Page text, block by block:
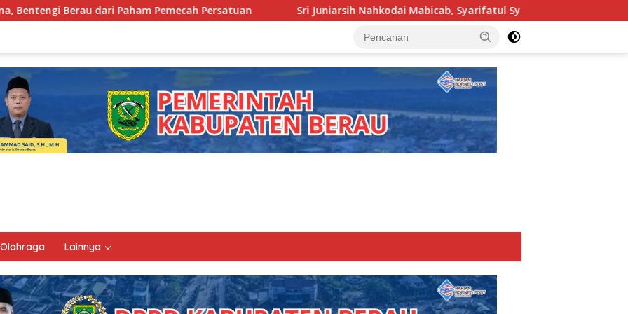
Pemecah Persatuan Sri Juniarsih Nahkodai Mabicab, Syarifatul Syadiah Pimpin Kwarcab Pramuka Berau 2026–2031
Olahraga Lainnya